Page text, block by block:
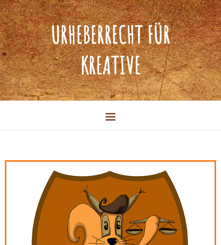
URHEBERRECHT FÜR
KREATIVE